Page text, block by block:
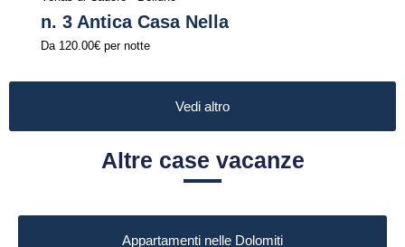
n. 3 Antica Casa Nella
Da 120.00€ per notte
Vedi altro
Altre case vacanze
Appartamenti nelle Dolomiti